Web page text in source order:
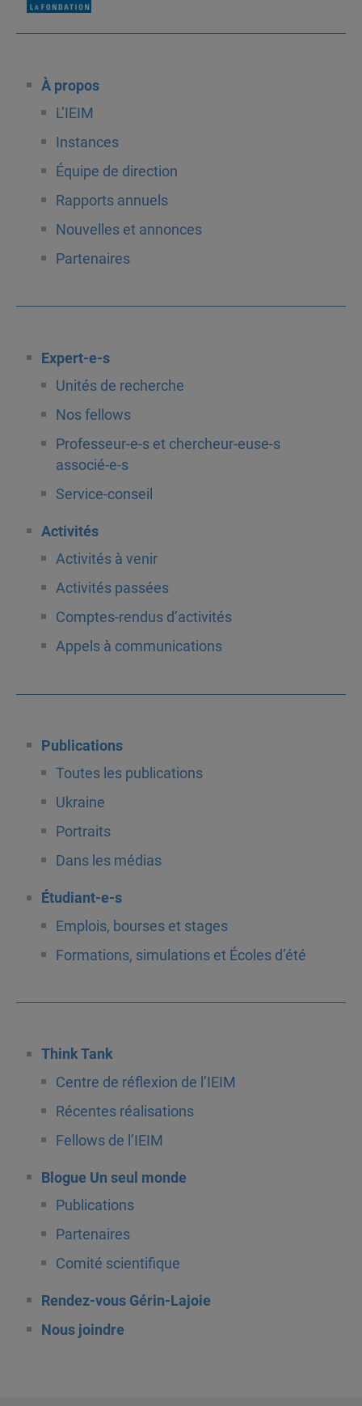
À propos
L’IEIM
Instances
Équipe de direction
Rapports annuels
Nouvelles et annonces
Partenaires
Expert-e-s
Unités de recherche
Nos fellows
Professeur-e-s et chercheur-euse-s
associé-e-s
Service-conseil
Activités
Activités à venir
Activités passées
Comptes-rendus d’activités
Appels à communications
Publications
Toutes les publications
Ukraine
Portraits
Dans les médias
Étudiant-e-s
Emplois, bourses et stages
Formations, simulations et Écoles d’été
Think Tank
Centre de réflexion de l’IEIM
Récentes réalisations
Fellows de l’IEIM
Blogue Un seul monde
Publications
Partenaires
Comité scientifique
Rendez-vous Gérin-Lajoie
Nous joindre